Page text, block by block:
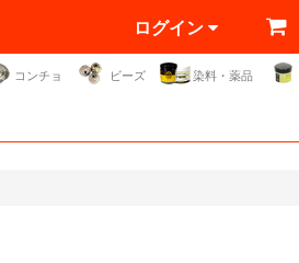
ログイン
コンチョ ビーズ 染料・薬品